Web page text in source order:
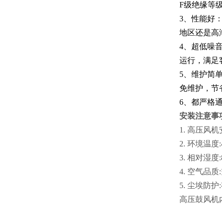
F级绝缘等
3、性能好
地区还是高
4、超低噪
运行，满足
5、维护简
免维护，节
6、都严格
安装注意事
1. 高压风
2. 环境温
3. 相对湿度
4. 空气品质
5. 尘埃防
高压鼓风机